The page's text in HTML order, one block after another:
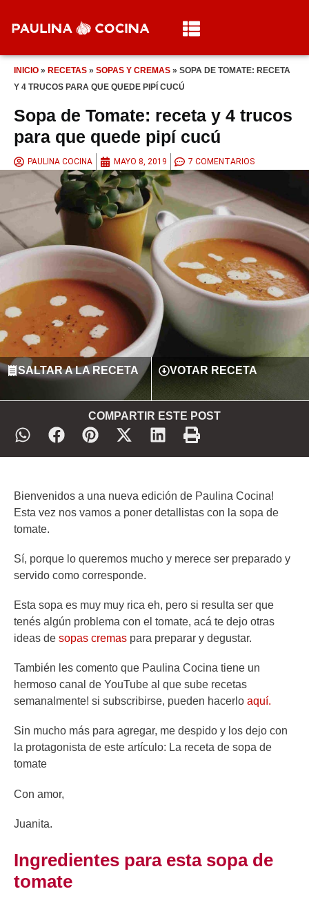
INICIO » RECETAS » SOPAS Y CREMAS » SOPA DE TOMATE: RECETA
Y 4 TRUCOS PARA QUE QUEDE PIPÍ CUCÚ
Sopa de Tomate: receta y 4 trucos
para que quede pipí cucú
PAULINA COCINA MAYO 8, 2019 7 COMENTARIOS
SALTAR A LA RECETA VOTAR RECETA
COMPARTIR ESTE POST
Bienvenidos a una nueva edición de Paulina Cocina!
Esta vez nos vamos a poner detallistas con la sopa de
tomate.
Sí, porque lo queremos mucho y merece ser preparado y
servido como corresponde.
Esta sopa es muy muy rica eh, pero si resulta ser que
tenés algún problema con el tomate, acá te dejo otras
ideas de sopas cremas para preparar y degustar.
También les comento que Paulina Cocina tiene un
hermoso canal de YouTube al que sube recetas
semanalmente! si subscribirse, pueden hacerlo aquí.
Sin mucho más para agregar, me despido y los dejo con
la protagonista de este artículo: La receta de sopa de
tomate
Con amor,
Juanita.
Ingredientes para esta sopa de
tomate